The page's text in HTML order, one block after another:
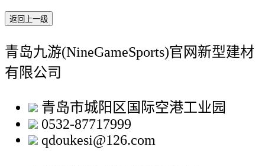
返回上一级
青岛九游(NineGameSports)官网新型建材
有限公司
青岛市城阳区国际空港工业园
0532-87717999
qdoukesi@126.com